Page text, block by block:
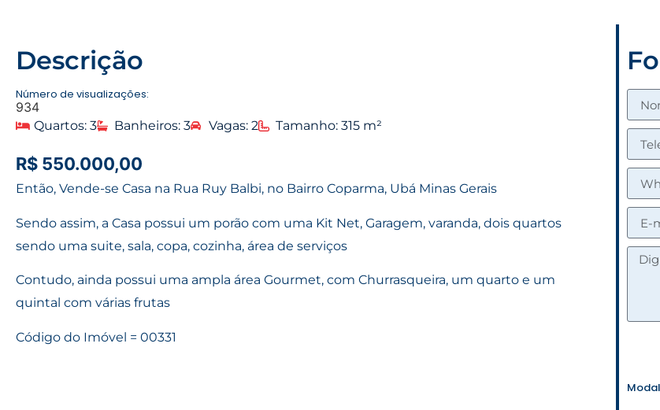
Descrição
Número de visualizações:
934
Quartos: 3 Banheiros: 3 Vagas: 2 Tamanho: 315 m²
R$ 550.000,00
Então, Vende-se Casa na Rua Ruy Balbi, no Bairro Coparma, Ubá Minas Gerais
Sendo assim, a Casa possui um porão com uma Kit Net, Garagem, varanda, dois quartos
sendo uma suite, sala, copa, cozinha, área de serviços
Contudo, ainda possui uma ampla área Gourmet, com Churrasqueira, um quarto e um
quintal com várias frutas
Código do Imóvel = 00331